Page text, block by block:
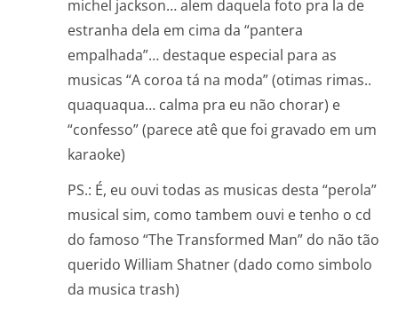
michel jackson… alem daquela foto pra la de
estranha dela em cima da “pantera
empalhada”… destaque especial para as
musicas “A coroa tá na moda” (otimas rimas..
quaquaqua… calma pra eu não chorar) e
“confesso” (parece atê que foi gravado em um
karaoke)
PS.: É, eu ouvi todas as musicas desta “perola”
musical sim, como tambem ouvi e tenho o cd
do famoso “The Transformed Man” do não tão
querido William Shatner (dado como simbolo
da musica trash)